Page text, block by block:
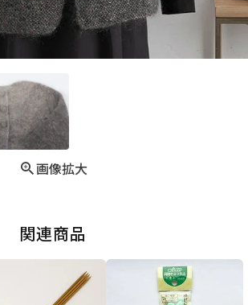
画像拡大
関連商品